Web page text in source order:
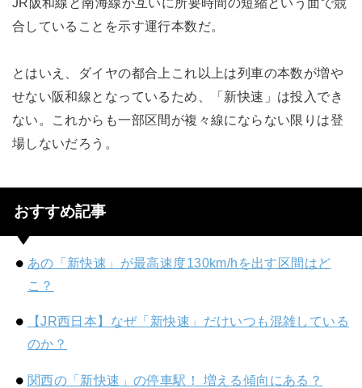
合していることを示す運行本数だ。
とはいえ、ダイヤの都合上これ以上は列車の本数が増や
せない阪和線となっているため、「新快速」は投入でき
ない。これからも一部区間が複々線にならない限りは登
場しないだろう。
おすすめ記事
あの「新快速」が最高速度130km/hを出す区間はど
こ？
【JR西日本】なぜ「新快速」だけいつも混雑している
のか？
関西の「新快速」の停車駅！ 増える傾向にある？